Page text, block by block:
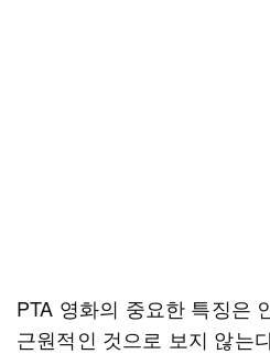
PTA 영화의 중요한 특징은
근원적인 것으로 보지 않는